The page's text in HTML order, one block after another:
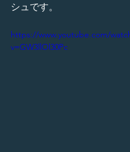
シュです。
https://www.youtube.com/
v=GW3llOl30Pc